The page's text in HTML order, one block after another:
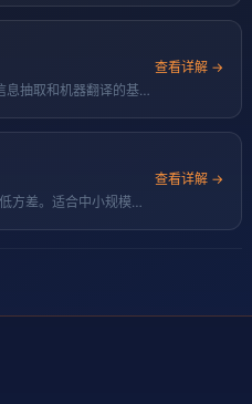
抽取和机器翻译的基础
查看详解 →
方差。适合中小规模文
查看详解 →